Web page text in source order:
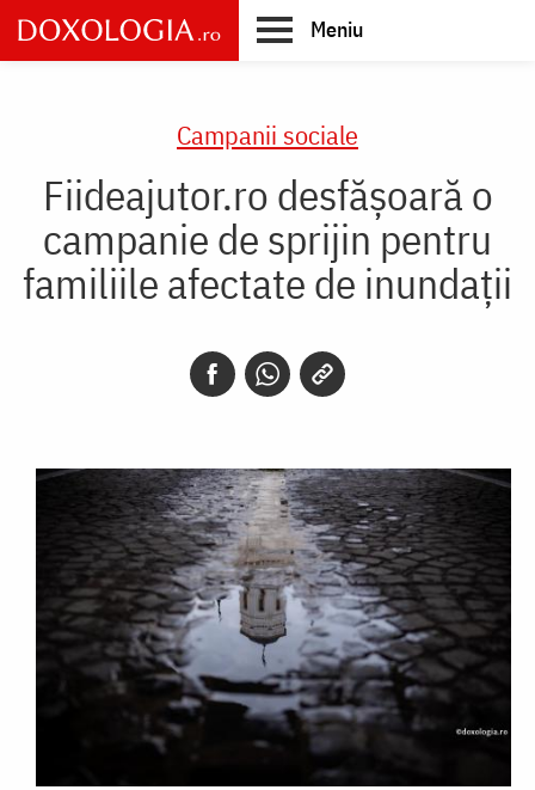
Skip
to
main
Meniu
Campanii sociale
Fiideajutor.ro desfășoară o
campanie de sprijin pentru
familiile afectate de inundații